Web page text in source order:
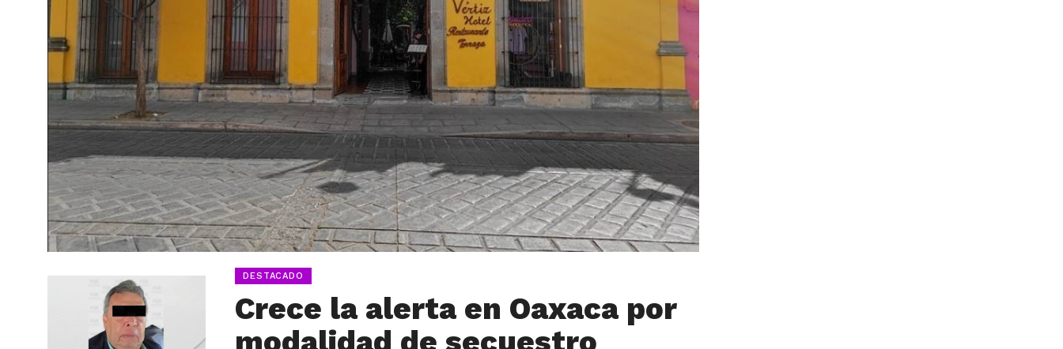
DESTACADO
Crece la alerta en Oaxaca por
modalidad de secuestro